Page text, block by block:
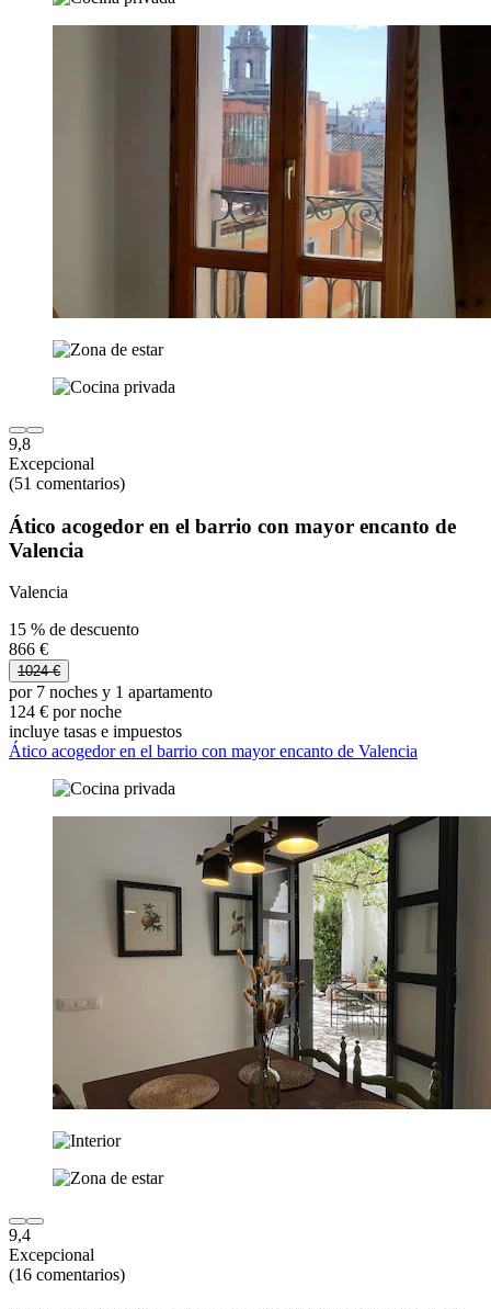
9,8
Excepcional
(51 comentarios)
Ático acogedor en el barrio con mayor encanto de
Valencia
Valencia
15 % de descuento
866 €
1024 €
por 7 noches y 1 apartamento
124 € por noche
incluye tasas e impuestos
Ático acogedor en el barrio con mayor encanto de Valencia
9,4
Excepcional
(16 comentarios)